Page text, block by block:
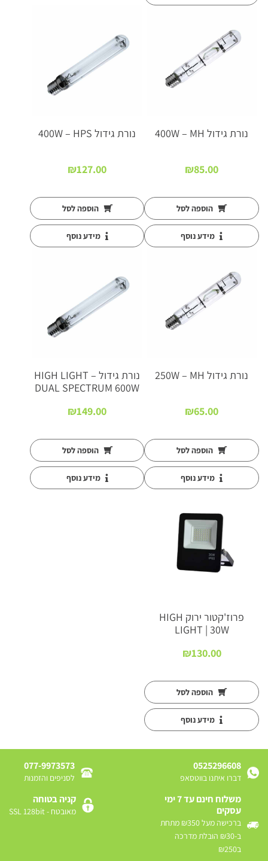
נורת גידול 400W – MH
₪85.00
הוספה לסל
מידע נוסף
נורת גידול 400W – HPS
₪127.00
הוספה לסל
מידע נוסף
נורת גידול 250W – MH
₪65.00
הוספה לסל
מידע נוסף
נורת גידול HIGH LIGHT –
DUAL SPECTRUM 600W
₪149.00
הוספה לסל
מידע נוסף
פרוז'קטור ירוק HIGH
LIGHT | 30W
₪130.00
הוספה לסל
מידע נוסף
0525296608
דברו איתנו בווטסאפ
077-9973573
לסניפים והזמנות
משלוח חינם עד 7 ימי
עסקים
ברכישה מעל ₪350 מתחת
ב-₪30 הובלת מדרכה
ב₪250
קניה בטוחה
מאובטח - SSL 128bit